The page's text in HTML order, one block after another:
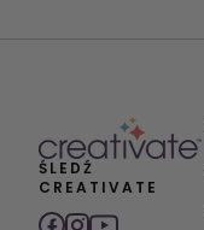
ŚLEDŹ
CREATIVATE